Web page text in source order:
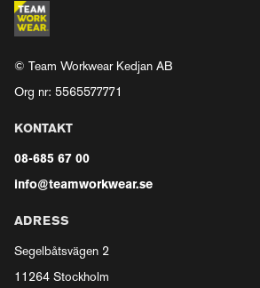
© Team Workwear Kedjan AB
Org nr: 5565577771
KONTAKT
08-685 67 00
info@teamworkwear.se
ADRESS
Segelbåtsvägen 2
11264 Stockholm